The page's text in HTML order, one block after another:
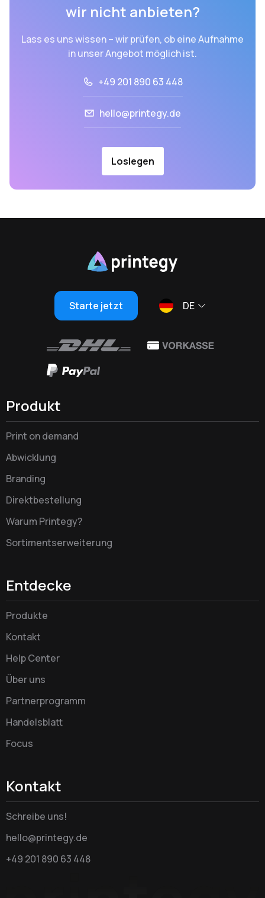
wir nicht anbieten?
Lass es uns wissen – wir prüfen, ob eine Aufnahme
in unser Angebot möglich ist.
+49 201 890 63 448
hello@printegy.de
Loslegen
Starte jetzt DE
Produkt
Print on demand
Abwicklung
Branding
Direktbestellung
Warum Printegy?
Sortimentserweiterung
Entdecke
Produkte
Kontakt
Help Center
Über uns
Partnerprogramm
Handelsblatt
Focus
Kontakt
Schreibe uns!
hello@printegy.de
+49 201 890 63 448